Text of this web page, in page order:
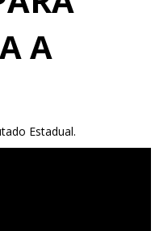
A
Estadual.